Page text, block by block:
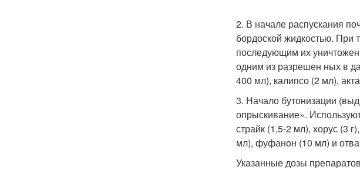
2. В начале распускания
бордоской жидкостью. При
последующим их
одним из разрешен ных в
400 мл), калипсо (2 мл),
3. Начало бутонизации
опрыскивание».
страйк (1,5-2 мл), хорус (3
мл), фуфанон (10 мл) и
Указанные дозы